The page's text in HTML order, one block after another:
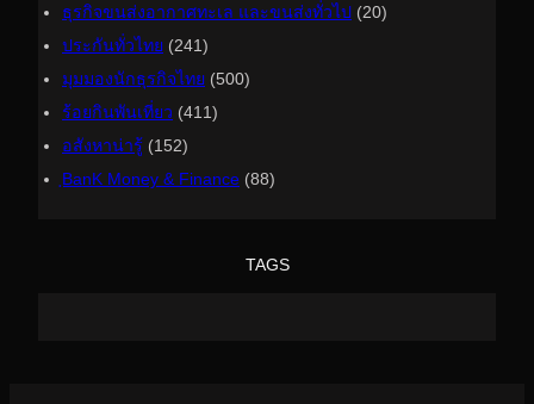
ธุรกิจขนส่งอากาศทะเล และขนส่งทั่วไป (20)
ประกันทั่วไทย (241)
มุมมองนักธุรกิจไทย (500)
ร้อยกินพันเที่ยว (411)
อสังหาน่ารู้ (152)
ฺBanK Money & Finance (88)
TAGS